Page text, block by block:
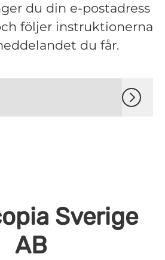
du din e-postadress
följer instruktionerna
du får.
Sverige
AB